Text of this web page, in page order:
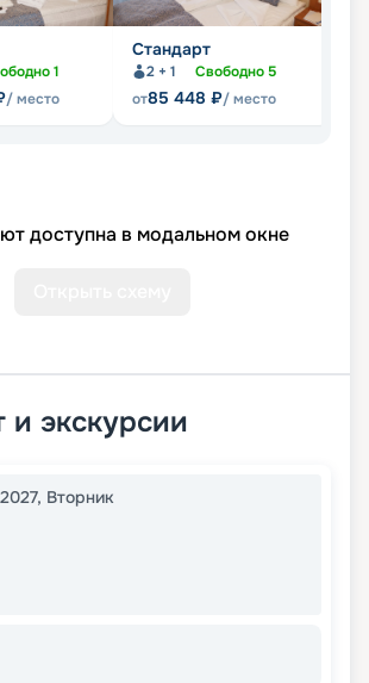
1
/ место
Стандарт
2 + 1 Свободно5
от85 448 ₽/ место
доступна в модальном окне
экскурсии
, Вторник